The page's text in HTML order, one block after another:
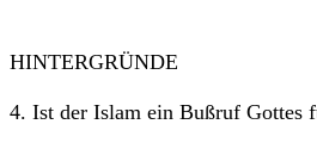
HINTERGRÜNDE
4. Ist der Islam ein Bußruf Gottes